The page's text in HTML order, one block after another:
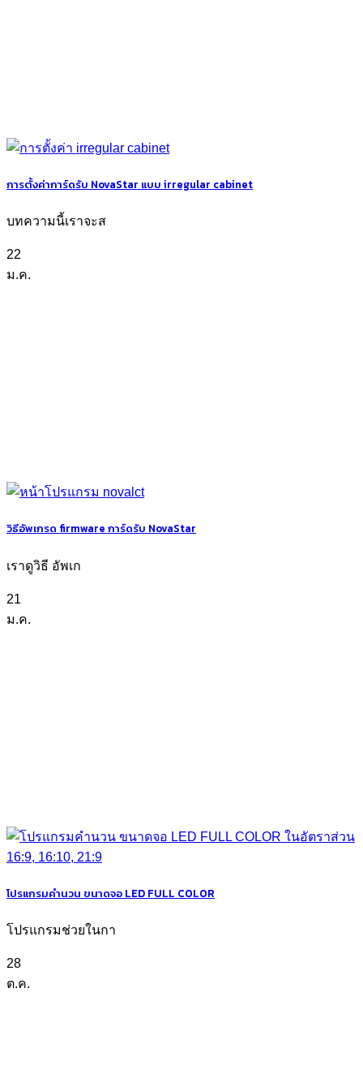
การตั้งค่าการ์ดรับ NovaStar แบบ irregular cabinet
บทความนี้เราจะส
22
ม.ค.
วิธีอัพเกรด firmware การ์ดรับ NovaStar
เราดูวิธี อัพเก
21
ม.ค.
โปรแกรมคำนวน ขนาดจอ LED FULL COLOR
โปรแกรมช่วยในกา
28
ต.ค.